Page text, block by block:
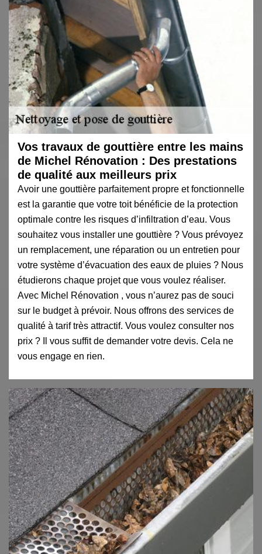
Vos travaux de gouttière entre les mains
de Michel Rénovation : Des prestations
de qualité aux meilleurs prix
Avoir une gouttière parfaitement propre et fonctionnelle
est la garantie que votre toit bénéficie de la protection
optimale contre les risques d’infiltration d’eau. Vous
souhaitez vous installer une gouttière ? Vous prévoyez
un remplacement, une réparation ou un entretien pour
votre système d’évacuation des eaux de pluies ? Nous
étudierons chaque projet que vous voulez réaliser.
Avec Michel Rénovation , vous n’aurez pas de souci
sur le budget à prévoir. Nous offrons des services de
qualité à tarif très attractif. Vous voulez consulter nos
prix ? Il vous suffit de demander votre devis. Cela ne
vous engage en rien.